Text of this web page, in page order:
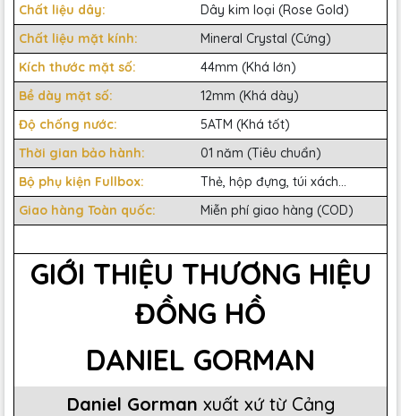
Chất liệu dây:
Dây kim loại (Rose Gold)
Chất liệu mặt kính:
Mineral Crystal (Cứng)
Kích thước mặt số:
44mm (Khá lớn)
Bề dày mặt số:
12mm (Khá dày)
Độ chống nước:
5ATM (Khá tốt)
Thời gian bảo hành:
01 năm (Tiêu chuẩn)
Bộ phụ kiện Fullbox:
Thẻ, hộp đựng, túi xách...
Giao hàng Toàn quốc:
Miễn phí giao hàng (COD)
GIỚI THIỆU THƯƠNG HIỆU
ĐỒNG HỒ
DANIEL GORMAN
Daniel Gorman xuất xứ từ Cảng